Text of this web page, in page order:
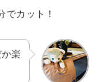
でカット！
楽